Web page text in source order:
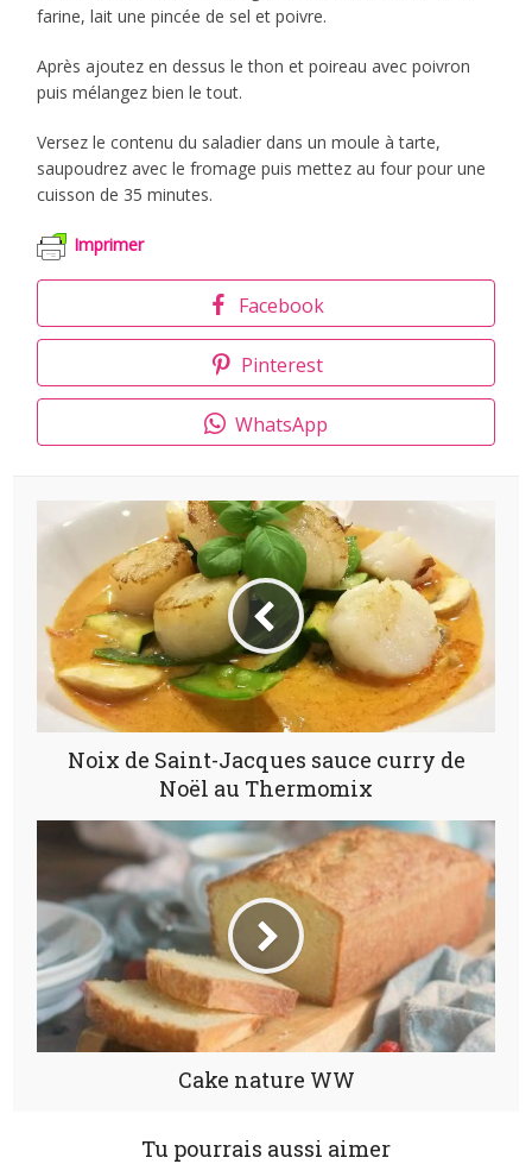
farine, lait une pincée de sel et poivre.
Après ajoutez en dessus le thon et poireau avec poivron
puis mélangez bien le tout.
Versez le contenu du saladier dans un moule à tarte,
saupoudrez avec le fromage puis mettez au four pour une
cuisson de 35 minutes.
Imprimer
Facebook
Pinterest
WhatsApp
Noix de Saint-Jacques sauce curry de
Noël au Thermomix
Cake nature WW
Tu pourrais aussi aimer